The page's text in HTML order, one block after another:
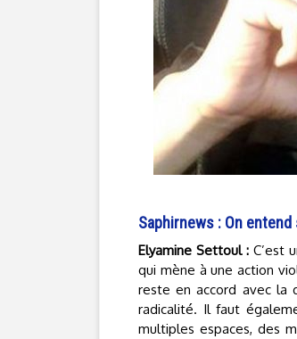
Saphirnews : On
Elyamine Settoul :C’est
qui mène à une action
reste en accord avec la
radicalité. Il faut
multiples espaces, des